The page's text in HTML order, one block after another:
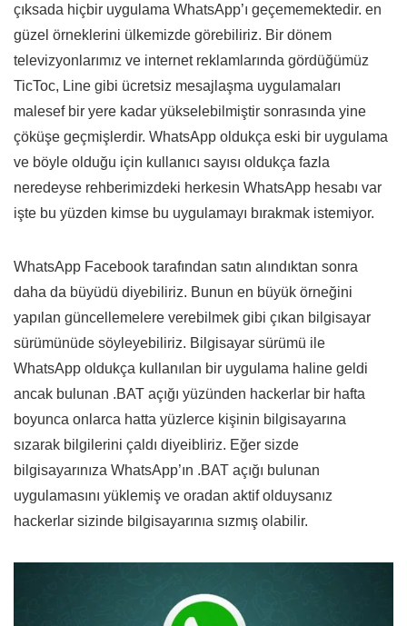
çıksada hiçbir uygulama WhatsApp’ı geçememektedir. en
güzel örneklerini ülkemizde görebiliriz. Bir dönem
televizyonlarımız ve internet reklamlarında gördüğümüz
TicToc, Line gibi ücretsiz mesajlaşma uygulamaları
malesef bir yere kadar yükselebilmiştir sonrasında yine
çöküşe geçmişlerdir. WhatsApp oldukça eski bir uygulama
ve böyle olduğu için kullanıcı sayısı oldukça fazla
neredeyse rehberimizdeki herkesin WhatsApp hesabı var
işte bu yüzden kimse bu uygulamayı bırakmak istemiyor.
WhatsApp Facebook tarafından satın alındıktan sonra
daha da büyüdü diyebiliriz. Bunun en büyük örneğini
yapılan güncellemelere verebilmek gibi çıkan bilgisayar
sürümünüde söyleyebiliriz. Bilgisayar sürümü ile
WhatsApp oldukça kullanılan bir uygulama haline geldi
ancak bulunan .BAT açığı yüzünden hackerlar bir hafta
boyunca onlarca hatta yüzlerce kişinin bilgisayarına
sızarak bilgilerini çaldı diyeibliriz. Eğer sizde
bilgisayarınıza WhatsApp’ın .BAT açığı bulunan
uygulamasını yüklemiş ve oradan aktif olduysanız
hackerlar sizinde bilgisayarınıa sızmış olabilir.